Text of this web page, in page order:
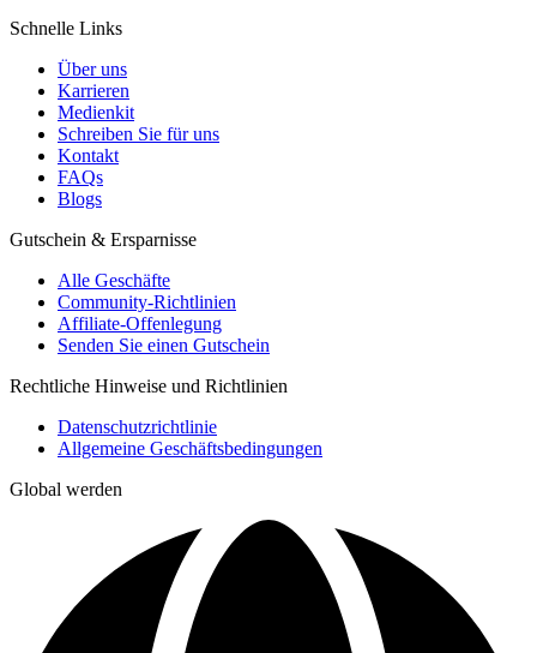
Schnelle Links
Über uns
Karrieren
Medienkit
Schreiben Sie für uns
Kontakt
FAQs
Blogs
Gutschein & Ersparnisse
Alle Geschäfte
Community-Richtlinien
Affiliate-Offenlegung
Senden Sie einen Gutschein
Rechtliche Hinweise und Richtlinien
Datenschutzrichtlinie
Allgemeine Geschäftsbedingungen
Global werden